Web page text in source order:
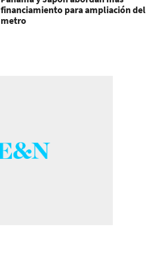
financiamiento para ampliación del
metro